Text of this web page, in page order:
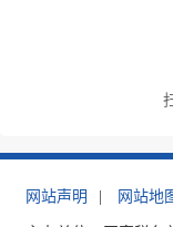
网站声明 网站地